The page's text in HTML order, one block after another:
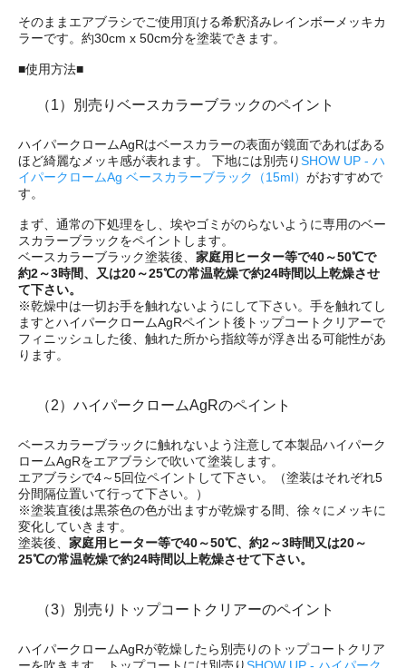
そのままエアブラシでご使用頂ける希釈済みレインボーメッキカ
ラーです。約30cm x 50cm分を塗装できます。
■使用方法■
（1）別売りベースカラーブラックのペイント
ハイパークロームAgRはベースカラーの表面が鏡面であればある
ほど綺麗なメッキ感が表れます。 下地には別売りSHOW UP - ハ
イパークロームAg ベースカラーブラック（15ml） がおすすめで
す。
まず、通常の下処理をし、埃やゴミがのらないように専用のベー
スカラーブラックをペイントします。
ベースカラーブラック塗装後、 家庭用ヒーター等で40～50℃で
約2～3時間、又は20～25℃の常温乾燥で約24時間以上乾燥させ
て下さい。
※乾燥中は一切お手を触れないようにして下さい。手を触れてし
ますとハイパークロームAgRペイント後トップコートクリアーで
フィニッシュした後、触れた所から指紋等が浮き出る可能性があ
ります。
（2）ハイパークロームAgRのペイント
ベースカラーブラックに触れないよう注意して本製品ハイパーク
ロームAgRをエアブラシで吹いて塗装します。
エアブラシで4～5回位ペイントして下さい。（塗装はそれぞれ5
分間隔位置いて行って下さい。）
※塗装直後は黒茶色の色が出ますが乾燥する間、徐々にメッキに
変化していきます。
塗装後、 家庭用ヒーター等で40～50℃、約2～3時間又は20～
25℃の常温乾燥で約24時間以上乾燥させて下さい。
（3）別売りトップコートクリアーのペイント
ハイパークロームAgRが乾燥したら別売りのトップコートクリア
ーを吹きます。トップコートには別売り SHOW UP - ハイパーク